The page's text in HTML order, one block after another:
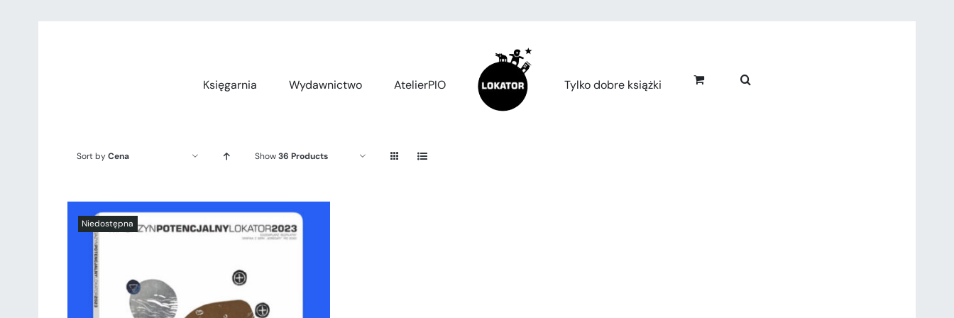
Księgarnia
Wydawnictwo AtelierPIO Tylko dobre książki
Sort byCena Show36 Products